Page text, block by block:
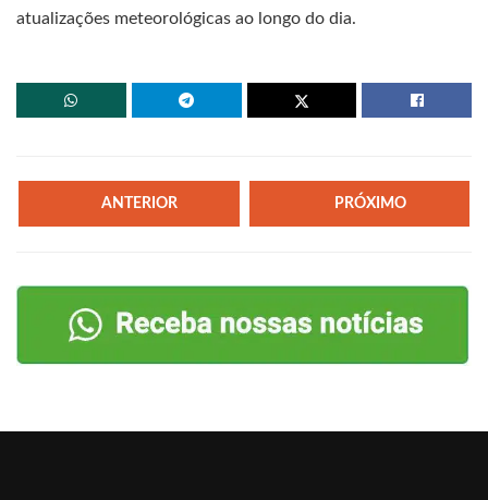
atualizações meteorológicas ao longo do dia.
ANTERIOR PRÓXIMO